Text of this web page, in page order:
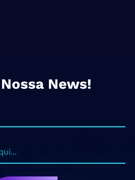
News!